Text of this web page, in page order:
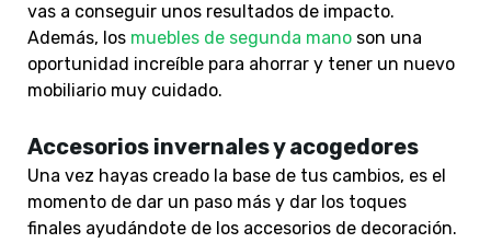
vas a conseguir unos resultados de impacto.
Además, los muebles de segunda mano son una
oportunidad increíble para ahorrar y tener un nuevo
mobiliario muy cuidado.
Accesorios invernales y acogedores
Una vez hayas creado la base de tus cambios, es el
momento de dar un paso más y dar los toques
finales ayudándote de los accesorios de decoración.